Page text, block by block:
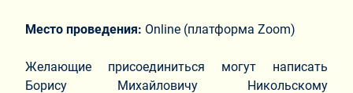
Место проведения: Online (платформа Zoom)
Желающие присоединиться могут написать
Борису Михайловичу Никольскому